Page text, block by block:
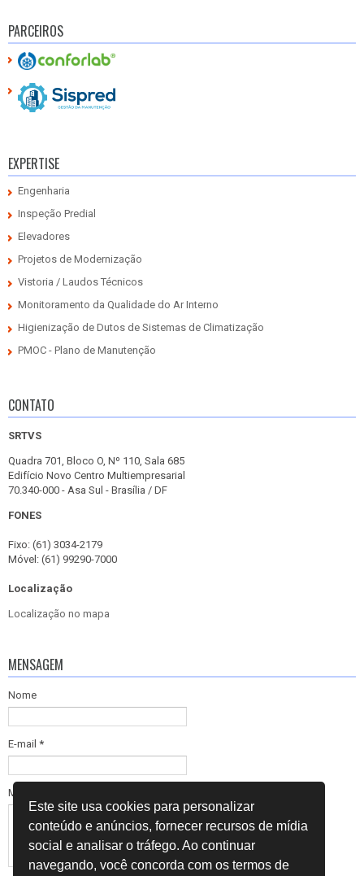
Este site usa cookies para personalizar
conteúdo e anúncios, fornecer recursos de mídia
social e analisar o tráfego. Ao continuar
navegando, você concorda com os termos de
PARCEIROS
EXPERTISE
Engenharia
Inspeção Predial
Elevadores
Projetos de Modernização
Vistoria / Laudos Técnicos
Monitoramento da Qualidade do Ar Interno
Higienização de Dutos de Sistemas de Climatização
PMOC - Plano de Manutenção
CONTATO
SRTVS
Quadra 701, Bloco O, Nº 110, Sala 685
Edifício Novo Centro Multiempresarial
70.340-000 - Asa Sul - Brasília / DF
FONES
Fixo: (61) 3034-2179
Móvel: (61) 99290-7000
Localização
Localização no mapa
MENSAGEM
Nome
E-mail *
Mensagem